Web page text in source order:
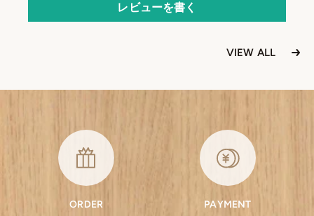
レビューを書く
VIEW ALL
ORDER PAYMENT